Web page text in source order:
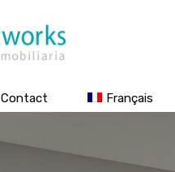
Contact Français